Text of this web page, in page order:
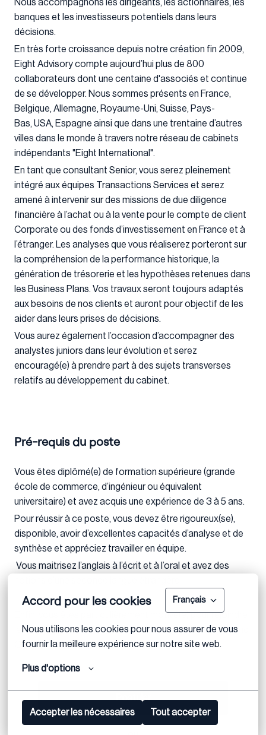
Accord pour les cookies Français
Nous utilisons les cookies pour nous assurer de vous
fournir la meilleure expérience sur notre site web.
Plus d'options
Accepter les nécessaires Tout accepter
Nous accompagnons les dirigeants, les actionnaires, les
banques et les investisseurs potentiels dans leurs
décisions.
En très forte croissance depuis notre création fin 2009,
Eight Advisory compte aujourd’hui plus de 800
collaborateurs dont une centaine d'associés et continue
de se développer. Nous sommes présents en France,
Belgique, Allemagne, Royaume-Uni, Suisse, Pays-
Bas, USA, Espagne ainsi que dans une trentaine d’autres
villes dans le monde à travers notre réseau de cabinets
indépendants "Eight International".
En tant que consultant Senior, vous serez pleinement
intégré aux équipes Transactions Services et serez
amené à intervenir sur des missions de due diligence
financière à l’achat ou à la vente pour le compte de client
Corporate ou des fonds d’investissement en France et à
l’étranger. Les analyses que vous réaliserez porteront sur
la compréhension de la performance historique, la
génération de trésorerie et les hypothèses retenues dans
les Business Plans. Vos travaux seront toujours adaptés
aux besoins de nos clients et auront pour objectif de les
aider dans leurs prises de décisions.
Vous aurez également l’occasion d’accompagner des
analystes juniors dans leur évolution et serez
encouragé(e) à prendre part à des sujets transverses
relatifs au développement du cabinet.
Pré-requis du poste
Vous êtes diplômé(e) de formation supérieure (grande
école de commerce, d’ingénieur ou équivalent
universitaire) et avez acquis une expérience de 3 à 5 ans.
Pour réussir à ce poste, vous devez être rigoureux(se),
disponible, avoir d’excellentes capacités d’analyse et de
synthèse et appréciez travailler en équipe.
Vous maitrisez l’anglais à l’écrit et à l’oral et avez des
Enfin, vous êtes particulièrement motivé(e) pour rejoindre
les équipes et participer à l’aventure Eight Advisory Grand
Ouest.
Postuler